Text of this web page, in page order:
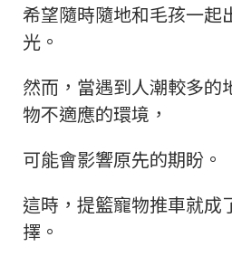
希望隨時隨地和毛孩一起
光。
然而，當遇到人潮較多的
物不適應的環境，
可能會影響原先的期盼。
這時，提籃寵物推車就成
擇。